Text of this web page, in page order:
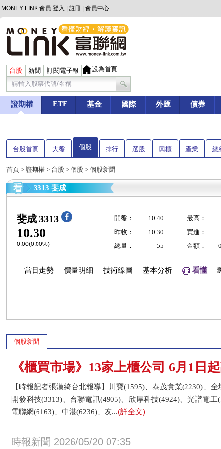
MONEY LINK 會員 登入 註冊 會員中心
台股 新聞 訂閱電子報 設為首頁
證期權 ETF 基金 國際 外匯 債券
台股首頁 大盤 個股 排行 選股 興櫃 產業 總
首頁 > 證期權 > 台股 > 個股 > 個股新聞
3313 斐成
斐成 3313
10.30
0.00(0.00%)
開盤： 10.40
最高：
昨收：
10.30
買進：
總量：
55 金額：
當日走勢 價量明細 技術線圖 基本分析 看懂
個股新聞
《櫃買市場》13家上櫃公司 6月1日
【時報記者張漢綺台北報導】川寶(1595)、泰茂實業(2230)、
開發科技(3313)、台聯電訊(4905)、欣厚科技(4924)、光譜電
電聯網(6163)、中湛(6236)、友...(詳全文)
時報新聞 2026/05/20 07:35